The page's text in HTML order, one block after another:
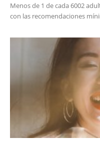
Menos de 1 de cada 6002
con las recomendaciones